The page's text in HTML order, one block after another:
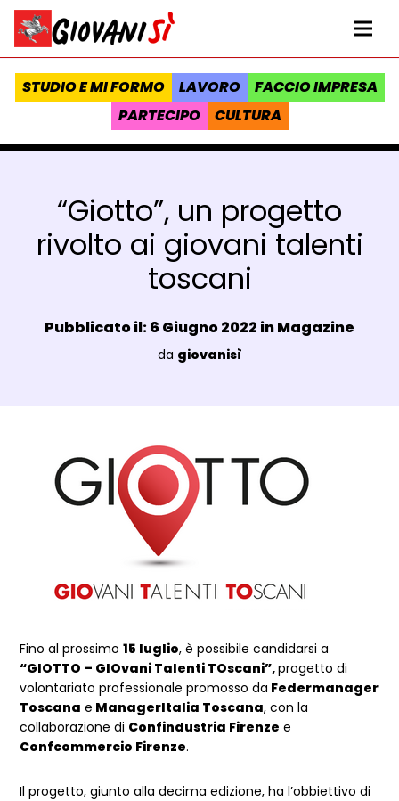
Vai al contenuto
Homepage Giovanisì - Progetto della Regione Toscana
STUDIO E MI FORMO LAVORO
FACCIO IMPRESA
PARTECIPO
CULTURA
“Giotto”, un progetto
rivolto ai giovani talenti
toscani
Data e ora:
Pubblicato il: 6 Giugno 2022 inMagazine
Luogo:
da giovanisì
Dettagli Post Magazine
Fino al prossimo15 luglio, è possibile candidarsi a
“GIOTTO – GIOvani Talenti TOscani”,progetto di
volontariato professionale promosso da Federmanager
Toscana e ManagerItalia Toscana, con la
collaborazione di Confindustria Firenze e
Confcommercio Firenze.
Il progetto, giunto alla decima edizione, ha l’obbiettivo di